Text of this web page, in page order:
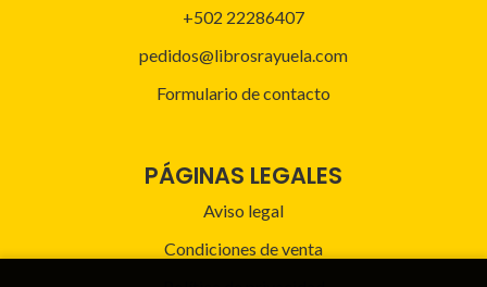
+502 22286407
pedidos@librosrayuela.com
Formulario de contacto
PÁGINAS LEGALES
Aviso legal
Condiciones de venta